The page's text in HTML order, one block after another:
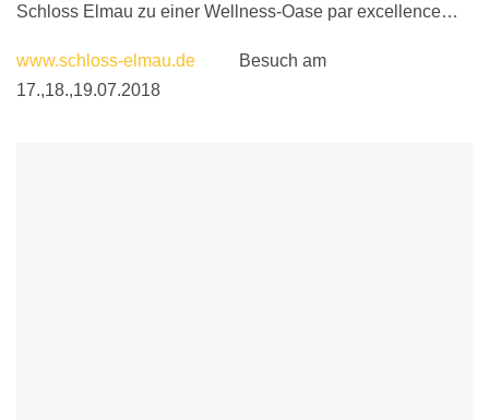
Schloss Elmau zu einer Wellness-Oase par excellence…
www.schloss-elmau.de Besuch am
17.,18.,19.07.2018